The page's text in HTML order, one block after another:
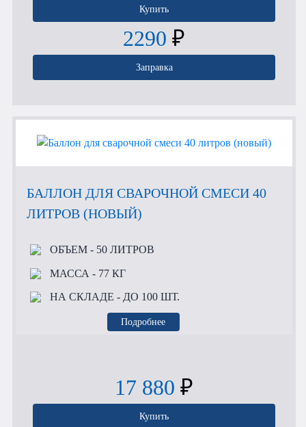
Купить
2290 ₽
Заправка
БАЛЛОН ДЛЯ СВАРОЧНОЙ СМЕСИ 40
ЛИТРОВ (НОВЫЙ)
ОБЪЕМ- 50 ЛИТРОВ
МАССА - 77 КГ
НА СКЛАДЕ - ДО 100 ШТ.
Подробнее
17 880 ₽
Купить